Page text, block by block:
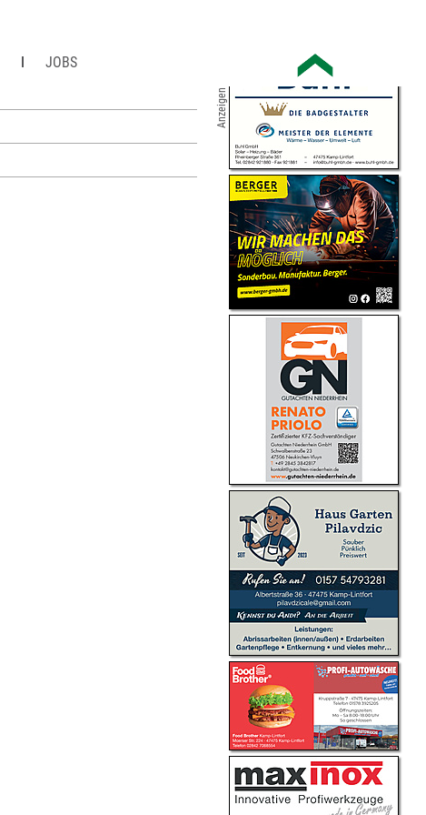
JOBS
Anzeigen